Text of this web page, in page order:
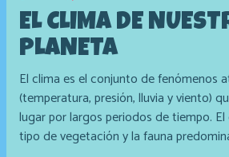
EL CLIMA DE
PLANETA
El clima es el conjunto de fenómenos
(temperatura, presión, lluvia y viento)
lugar por largos periodos de tiempo.
tipo de vegetación y la fauna